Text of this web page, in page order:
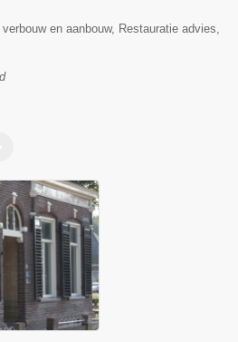
en aanbouw, Restauratie advies,